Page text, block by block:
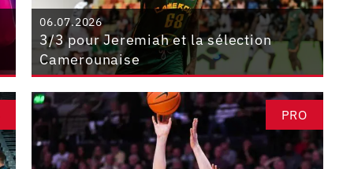
06.07.2026
3/3 pour Jeremiah et la sélection
Camerounaise
PRO